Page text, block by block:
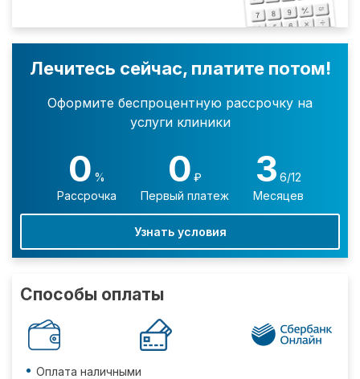
Лечитесь сейчас, платите потом!
Оформите беспроцентную рассрочку на
услуги клиники
0 %
Рассрочка
0 ₽
Первый платеж
3 6/12
Месяцев
Узнать условия
Способы оплаты
Оплата наличными